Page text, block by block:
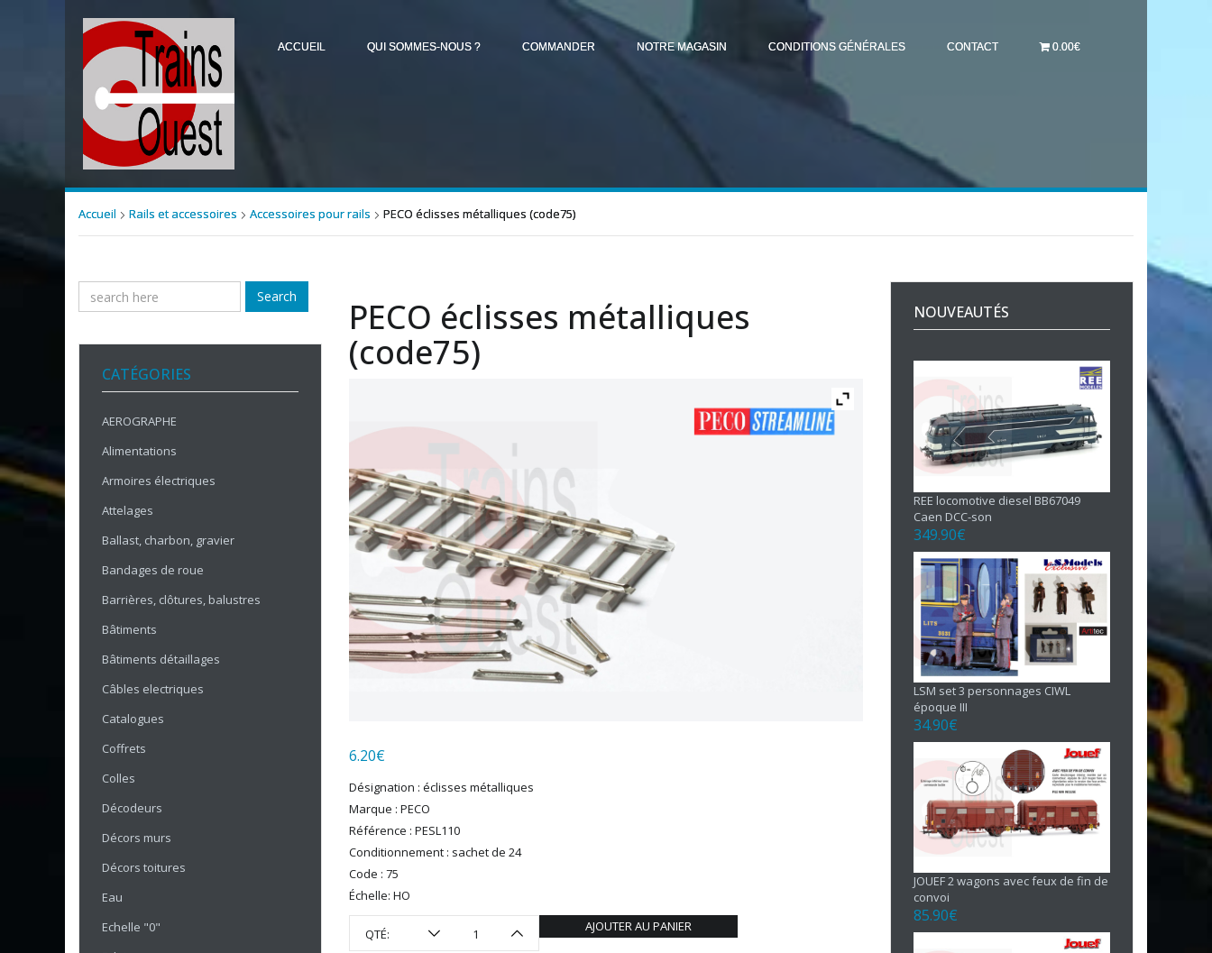
ACCUEIL QUI SOMMES-NOUS ? COMMANDER NOTRE MAGASIN CONDITIONS GÉNÉRALES CONTACT 0.00€
Accueil Rails et accessoires Accessoires pour rails PECO éclisses métalliques (code75)
Search
CATÉGORIES
AEROGRAPHE
Alimentations
Armoires électriques
Attelages
Ballast, charbon, gravier
Bandages de roue
Barrières, clôtures, balustres
Bâtiments
Bâtiments détaillages
Câbles electriques
Catalogues
Coffrets
Colles
Décodeurs
Décors murs
Décors toitures
Eau
Echelle "0"
PECO éclisses métalliques
(code75)
6.20€
Désignation : éclisses métalliques
Marque : PECO
Référence : PESL110
Conditionnement : sachet de 24
Code : 75
Échelle: HO
QTÉ: AJOUTER AU PANIER
NOUVEAUTÉS
REE locomotive diesel BB67049
Caen DCC-son
349.90€
LSM set 3 personnages CIWL
époque III
34.90€
JOUEF 2 wagons avec feux de fin de
convoi
85.90€